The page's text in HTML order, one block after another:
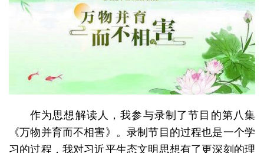
作为思想解读人，我参与录制了节目的第八集
《万物并育而不相害》。录制节目的过程也是一个学
习的过程，我对习近平生态文明思想有了更深刻的理